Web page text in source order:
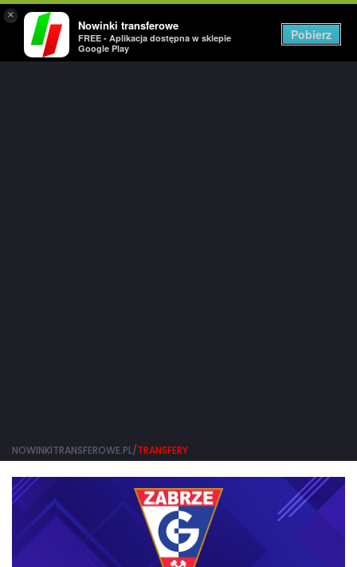
×
Nowinki transferowe
FREE - Aplikacja dostępna w sklepie
Google Play
Pobierz
NOWINKITRANSFEROWE.PL/TRANSFERY